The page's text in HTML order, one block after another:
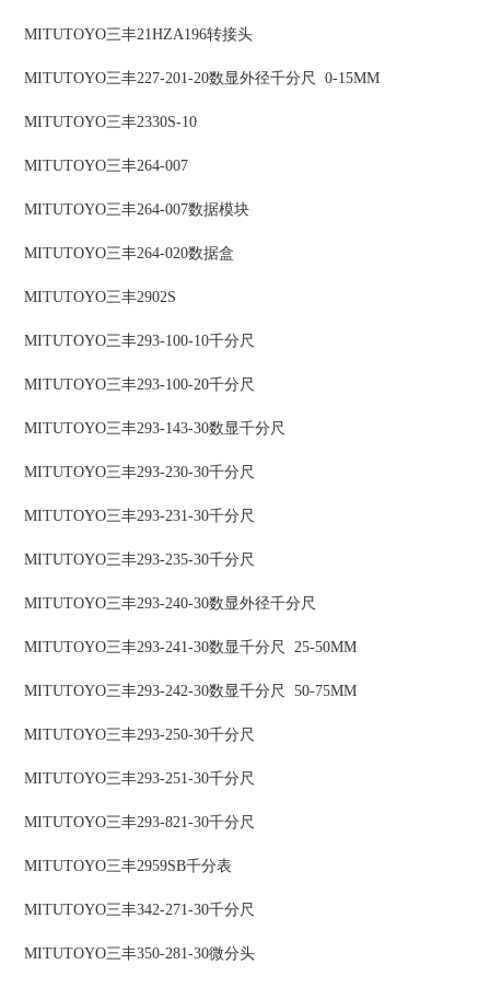
MITUTOYO三丰21HZA196转接头
MITUTOYO三丰227-201-20数显外径千分尺 0-15MM
MITUTOYO三丰2330S-10
MITUTOYO三丰264-007
MITUTOYO三丰264-007数据模块
MITUTOYO三丰264-020数据盒
MITUTOYO三丰2902S
MITUTOYO三丰293-100-10千分尺
MITUTOYO三丰293-100-20千分尺
MITUTOYO三丰293-143-30数显千分尺
MITUTOYO三丰293-230-30千分尺
MITUTOYO三丰293-231-30千分尺
MITUTOYO三丰293-235-30千分尺
MITUTOYO三丰293-240-30数显外径千分尺
MITUTOYO三丰293-241-30数显千分尺 25-50MM
MITUTOYO三丰293-242-30数显千分尺 50-75MM
MITUTOYO三丰293-250-30千分尺
MITUTOYO三丰293-251-30千分尺
MITUTOYO三丰293-821-30千分尺
MITUTOYO三丰2959SB千分表
MITUTOYO三丰342-271-30千分尺
MITUTOYO三丰350-281-30微分头